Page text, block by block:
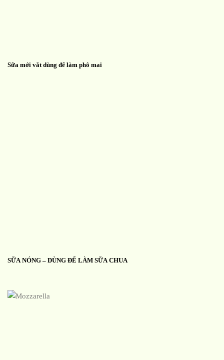
Sữa mới vắt dùng để làm phô mai
SỮA NÓNG – DÙNG ĐỂ LÀM SỮA CHUA